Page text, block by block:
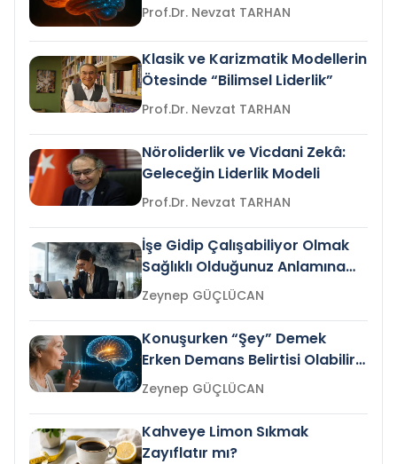
Prof.Dr. Nevzat TARHAN
Klasik ve Karizmatik Modellerin
Ötesinde “Bilimsel Liderlik”
Prof.Dr. Nevzat TARHAN
Nöroliderlik ve Vicdani Zekâ:
Geleceğin Liderlik Modeli
Prof.Dr. Nevzat TARHAN
İşe Gidip Çalışabiliyor Olmak
Sağlıklı Olduğunuz Anlamına
Gelir mi?Zeynep GÜÇLÜCAN
Konuşurken “Şey” Demek
Erken Demans Belirtisi Olabilir
mi?
Zeynep GÜÇLÜCAN
Kahveye Limon Sıkmak
Zayıflatır mı?